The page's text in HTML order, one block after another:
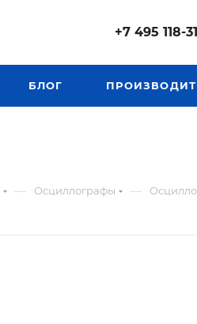
+7 495 118-
БЛОГ
— Осциллографы —